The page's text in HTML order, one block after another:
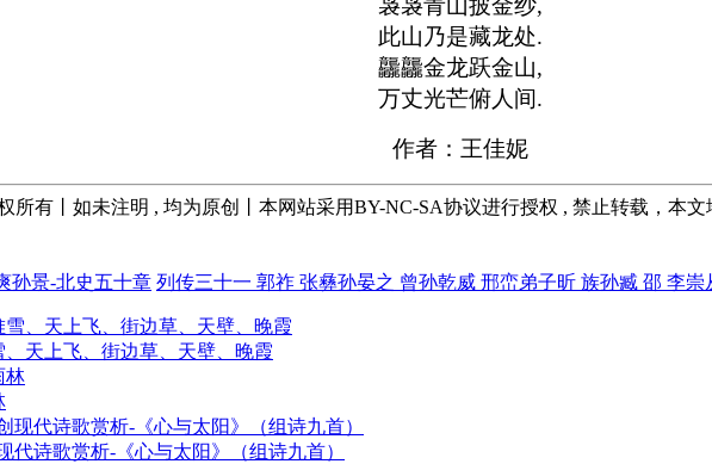
袅袅青山披金纱,
此山乃是藏龙处.
龘龘金龙跃金山,
万丈光芒俯人间.
作者：王佳妮
所有丨如未注明 , 均为原创丨本网站采用BY-NC-SA协议进行授权 , 禁止转载，本文
孙景-北史五十章 列传三十一 郭祚 张彝孙晏之 曾孙乾威 邢峦弟子昕 族孙臧 邵 李
天上飞、街边草、天壁、晚霞
诗歌赏析-《心与太阳》（组诗九首）